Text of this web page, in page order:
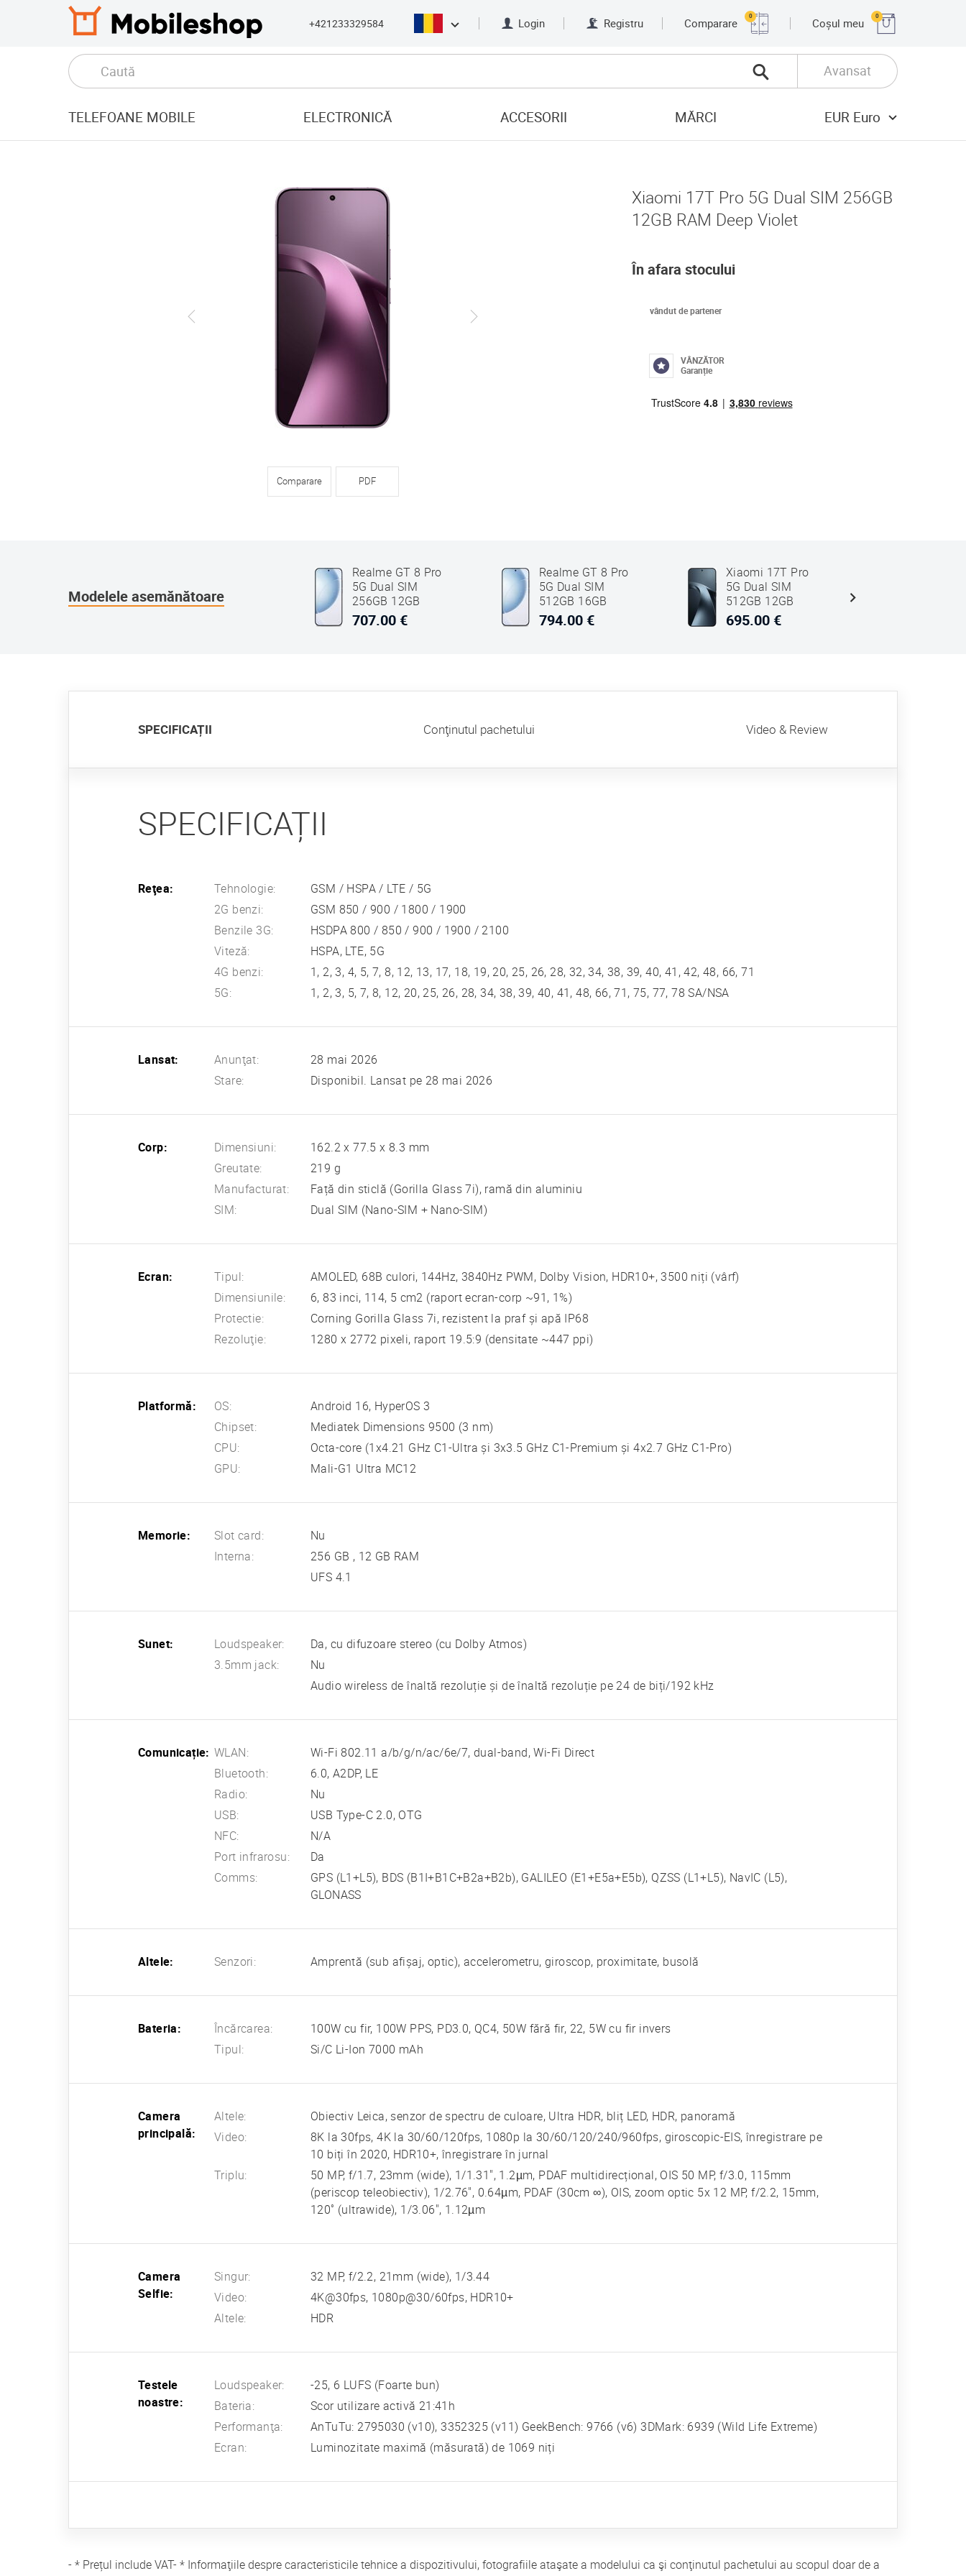
+421233329584 Login Registru Comparare
0
Coșul meu
0
Avansat
TELEFOANE MOBILE ELECTRONICĂ ACCESORII MĂRCI EUR Euro
Comparare PDF
Xiaomi 17T Pro 5G Dual SIM 256GB
12GB RAM Deep Violet
În afara stocului
vândut de partener
VÂNZĂTOR
Garanție
Modelele asemănătoare
Realme GT 8 Pro
5G Dual SIM
256GB 12GB
RAM Alb
707.00 €
Realme GT 8 Pro
5G Dual SIM
512GB 16GB
RAM Alb
794.00 €
Xiaomi 17T Pro
5G Dual SIM
512GB 12GB
RAM Negru
695.00 €
SPECIFICAȚII Conţinutul pachetului Video & Review
SPECIFICAȚII
Reţea: Tehnologie:
GSM / HSPA / LTE / 5G
2G benzi:
GSM 850 / 900 / 1800 / 1900
Benzile 3G:
HSDPA 800 / 850 / 900 / 1900 / 2100
Viteză:
HSPA, LTE, 5G
4G benzi:
1, 2, 3, 4, 5, 7, 8, 12, 13, 17, 18, 19, 20, 25, 26, 28, 32, 34, 38, 39, 40, 41, 42, 48, 66, 71
5G:
1, 2, 3, 5, 7, 8, 12, 20, 25, 26, 28, 34, 38, 39, 40, 41, 48, 66, 71, 75, 77, 78 SA/NSA
Lansat: Anunţat:
28 mai 2026
Stare:
Disponibil. Lansat pe 28 mai 2026
Corp: Dimensiuni:
162.2 x 77.5 x 8.3 mm
Greutate:
219 g
Manufacturat:
Față din sticlă (Gorilla Glass 7i), ramă din aluminiu
SIM:
Dual SIM (Nano-SIM + Nano-SIM)
Ecran: Tipul:
AMOLED, 68B culori, 144Hz, 3840Hz PWM, Dolby Vision, HDR10+, 3500 niți (vârf)
Dimensiunile:
6, 83 inci, 114, 5 cm2 (raport ecran-corp ~91, 1%)
Protectie:
Corning Gorilla Glass 7i, rezistent la praf și apă IP68
Rezoluţie:
1280 x 2772 pixeli, raport 19.5:9 (densitate ~447 ppi)
Platformă: OS:
Android 16, HyperOS 3
Chipset:
Mediatek Dimensions 9500 (3 nm)
CPU:
Octa-core (1x4.21 GHz C1-Ultra și 3x3.5 GHz C1-Premium și 4x2.7 GHz C1-Pro)
GPU:
Mali-G1 Ultra MC12
Memorie: Slot card:
Nu
Interna:
256 GB , 12 GB RAM
UFS 4.1
Sunet: Loudspeaker:
Da, cu difuzoare stereo (cu Dolby Atmos)
3.5mm jack:
Nu
Audio wireless de înaltă rezoluție și de înaltă rezoluție pe 24 de biți/192 kHz
Comunicație: WLAN:
Wi-Fi 802.11 a/b/g/n/ac/6e/7, dual-band, Wi-Fi Direct
Bluetooth:
6.0, A2DP, LE
Radio:
Nu
USB:
USB Type-C 2.0, OTG
NFC:
N/A
Port infrarosu:
Da
Comms:
GPS (L1+L5), BDS (B1I+B1C+B2a+B2b), GALILEO (E1+E5a+E5b), QZSS (L1+L5), NavIC (L5),
GLONASS
Altele: Senzori: Amprentă (sub afișaj, optic), accelerometru, giroscop, proximitate, busolă
Bateria: Încărcarea:
100W cu fir, 100W PPS, PD3.0, QC4, 50W fără fir, 22, 5W cu fir invers
Tipul:
Si/C Li-Ion 7000 mAh
Camera
principală:
Altele:
Obiectiv Leica, senzor de spectru de culoare, Ultra HDR, bliț LED, HDR, panoramă
Video:
8K la 30fps, 4K la 30/60/120fps, 1080p la 30/60/120/240/960fps, giroscopic-EIS, înregistrare pe
10 biți în 2020, HDR10+, înregistrare în jurnal
Triplu:
50 MP, f/1.7, 23mm (wide), 1/1.31", 1.2µm, PDAF multidirecțional, OIS 50 MP, f/3.0, 115mm
(periscop teleobiectiv), 1/2.76", 0.64µm, PDAF (30cm ∞), OIS, zoom optic 5x 12 MP, f/2.2, 15mm,
120˚ (ultrawide), 1/3.06", 1.12µm
Camera
Selfie:
Singur:
32 MP, f/2.2, 21mm (wide), 1/3.44
Video:
4K@30fps, 1080p@30/60fps, HDR10+
Altele:
HDR
Testele
noastre:
Loudspeaker:
-25, 6 LUFS (Foarte bun)
Bateria:
Scor utilizare activă 21:41h
Performanţa:
AnTuTu: 2795030 (v10), 3352325 (v11) GeekBench: 9766 (v6) 3DMark: 6939 (Wild Life Extreme)
Ecran:
Luminozitate maximă (măsurată) de 1069 niți
- * Prețul include VAT- * Informaţiile despre caracteristicile tehnice a dispozitivului, fotografiile ataşate a modelului ca şi conţinutul pachetului au scopul doar de a